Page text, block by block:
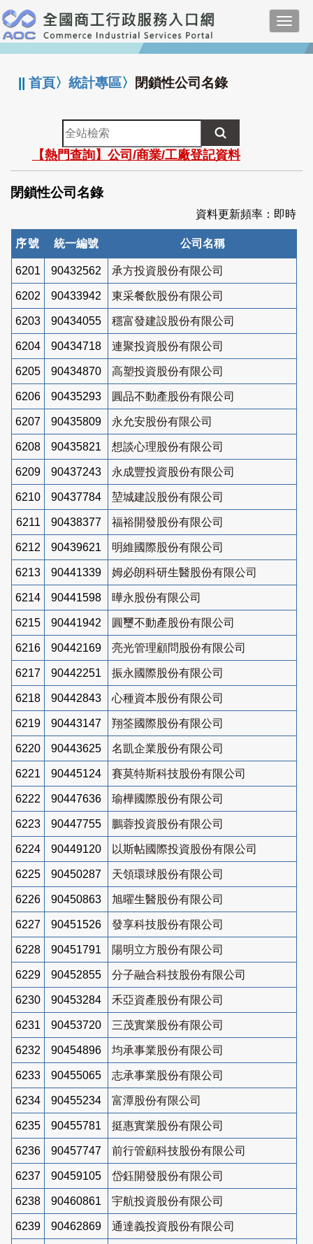
跳
到
主
要
:::
||首頁〉統計專區〉 閉鎖性公司名錄
全
站
檢
索
【熱門查詢】公司/商業/工廠登記資料
閉鎖性公司名錄
資料更新頻率：即時
序號 統一編號 公司名稱
6201 90432562 承方投資股份有限公司
6202 90433942 東采餐飲股份有限公司
6203 90434055 穩富發建設股份有限公司
6204 90434718 連聚投資股份有限公司
6205 90434870 高塑投資股份有限公司
6206 90435293 圓品不動產股份有限公司
6207 90435809 永允安股份有限公司
6208 90435821 想談心理股份有限公司
6209 90437243 永成豐投資股份有限公司
6210 90437784 堃城建設股份有限公司
6211 90438377 福裕開發股份有限公司
6212 90439621 明維國際股份有限公司
6213 90441339 姆必朗科研生醫股份有限公司
6214 90441598 曄永股份有限公司
6215 90441942 圓璽不動產股份有限公司
6216 90442169 亮光管理顧問股份有限公司
6217 90442251 振永國際股份有限公司
6218 90442843 心種資本股份有限公司
6219 90443147 翔筌國際股份有限公司
6220 90443625 名凱企業股份有限公司
6221 90445124 賽莫特斯科技股份有限公司
6222 90447636 瑜樺國際股份有限公司
6223 90447755 鵬蓉投資股份有限公司
6224 90449120 以斯帖國際投資股份有限公司
6225 90450287 天領環球股份有限公司
6226 90450863 旭曜生醫股份有限公司
6227 90451526 發享科技股份有限公司
6228 90451791 陽明立方股份有限公司
6229 90452855 分子融合科技股份有限公司
6230 90453284 禾亞資產股份有限公司
6231 90453720 三茂實業股份有限公司
6232 90454896 均承事業股份有限公司
6233 90455065 志承事業股份有限公司
6234 90455234 富潭股份有限公司
6235 90455781 挺惠實業股份有限公司
6236 90457747 前行管顧科技股份有限公司
6237 90459105 岱鈺開發股份有限公司
6238 90460861 宇航投資股份有限公司
6239 90462869 通達義投資股份有限公司